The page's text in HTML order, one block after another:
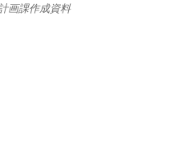
画課作成資料